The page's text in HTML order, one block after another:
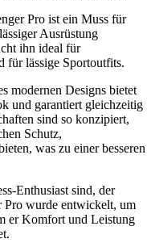
Pro ist ein Muss für
Ausrüstung
ihn ideal für
für lässige Sportoutfits.
modernen Designs bietet
und garantiert gleichzeitig
sind so konzipiert,
Schutz,
was zu einer besseren
Enthusiast sind, der
Pro wurde entwickelt, um
er Komfort und Leistung